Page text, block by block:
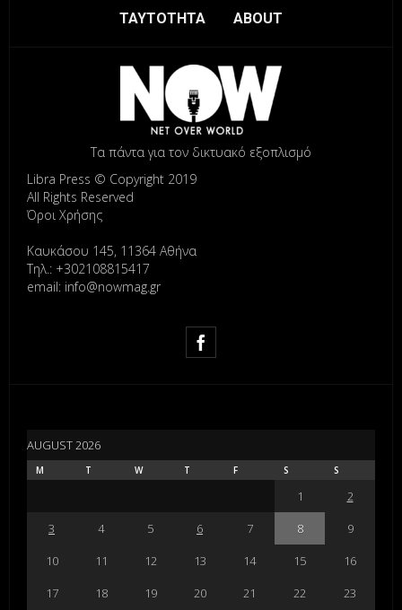
ΤΑΥΤΟΤΗΤΑ ABOUT
Τα πάντα για τον δικτυακό εξοπλισμό
Libra Press © Copyright 2019
All Rights Reserved
Όροι Χρήσης
Καυκάσου 145, 11364 Αθήνα
Τηλ.: +302108815417
email: info@nowmag.gr
AUGUST 2026
M T W T F S S
1
2
3
4 5 6 7 8
9
10
11 12 13 14 15
16
17
18 19 20 21 22 23